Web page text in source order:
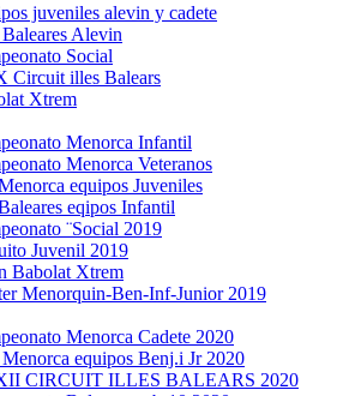
juveniles alevin y cadete
Alevin
Social
Circuit illes Balears
Xtrem
Menorca Infantil
Menorca Veteranos
equipos Juveniles
eqipos Infantil
¨Social 2019
Juvenil 2019
Babolat Xtrem
Menorquin-Ben-Inf-Junior 2019
Menorca Cadete 2020
equipos Benj.i Jr 2020
CIRCUIT ILLES BALEARS 2020